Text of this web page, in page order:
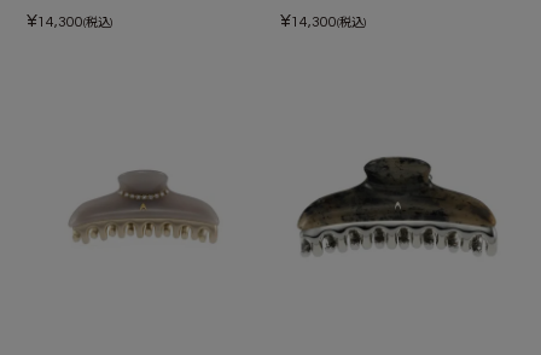
¥14,300(税込) ¥14,300(税込)